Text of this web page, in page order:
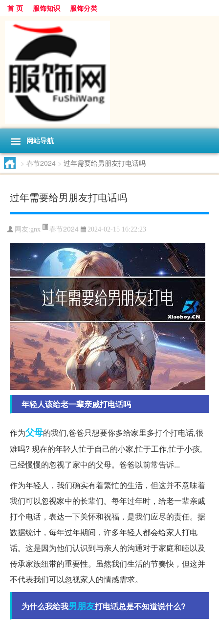
首 页 服饰知识 服饰分类
网站导航
> 春节2024 > 过年需要给男朋友打电话吗
过年需要给男朋友打电话吗
网友:gnx 春节2024 2024-02-15 16:22:23
年轻人该给老一辈亲戚打电话吗
作为父母的我们,爸爸只想要你多给家里多打个打电话,很
难吗? 现在的年轻人忙于自己的小家,忙于工作,忙于小孩,
已经慢慢的忽视了家中的父母。爸爸以前常告诉...
作为年轻人，我们确实有着繁忙的生活，但这并不意味着
我们可以忽视家中的长辈们。每年过年时，给老一辈亲戚
打个电话，表达一下关怀和祝福，是我们应尽的责任。据
数据统计，每年过年期间，许多年轻人都会给家人打电
话。这是因为他们认识到与亲人的沟通对于家庭和睦以及
传承家族纽带的重要性。虽然我们生活的节奏快，但这并
不代表我们可以忽视家人的情感需求。
为什么我给我男朋友打电话总是不知道说什么?